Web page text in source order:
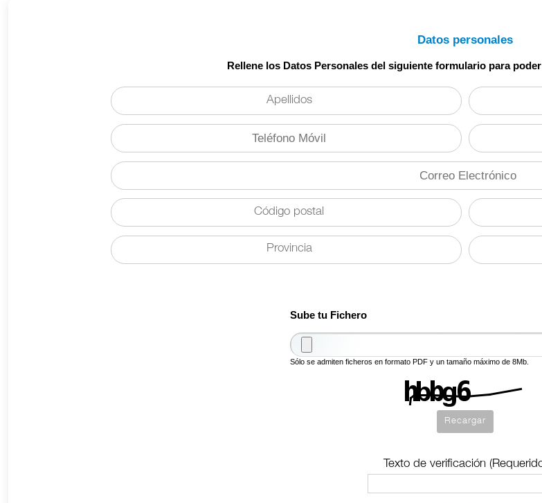
Datos personales
Rellene los Datos Personales del siguiente formulario para
Sube tu Fichero
Sólo se admiten ficheros en formato PDF y un tamaño máximo de 8Mb.
Texto de verificación